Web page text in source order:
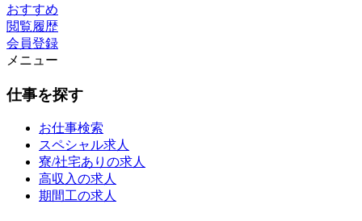
おすすめ
閲覧履歴
会員登録
メニュー
仕事を探す
お仕事検索
スペシャル求人
寮/社宅ありの求人
高収入の求人
期間工の求人